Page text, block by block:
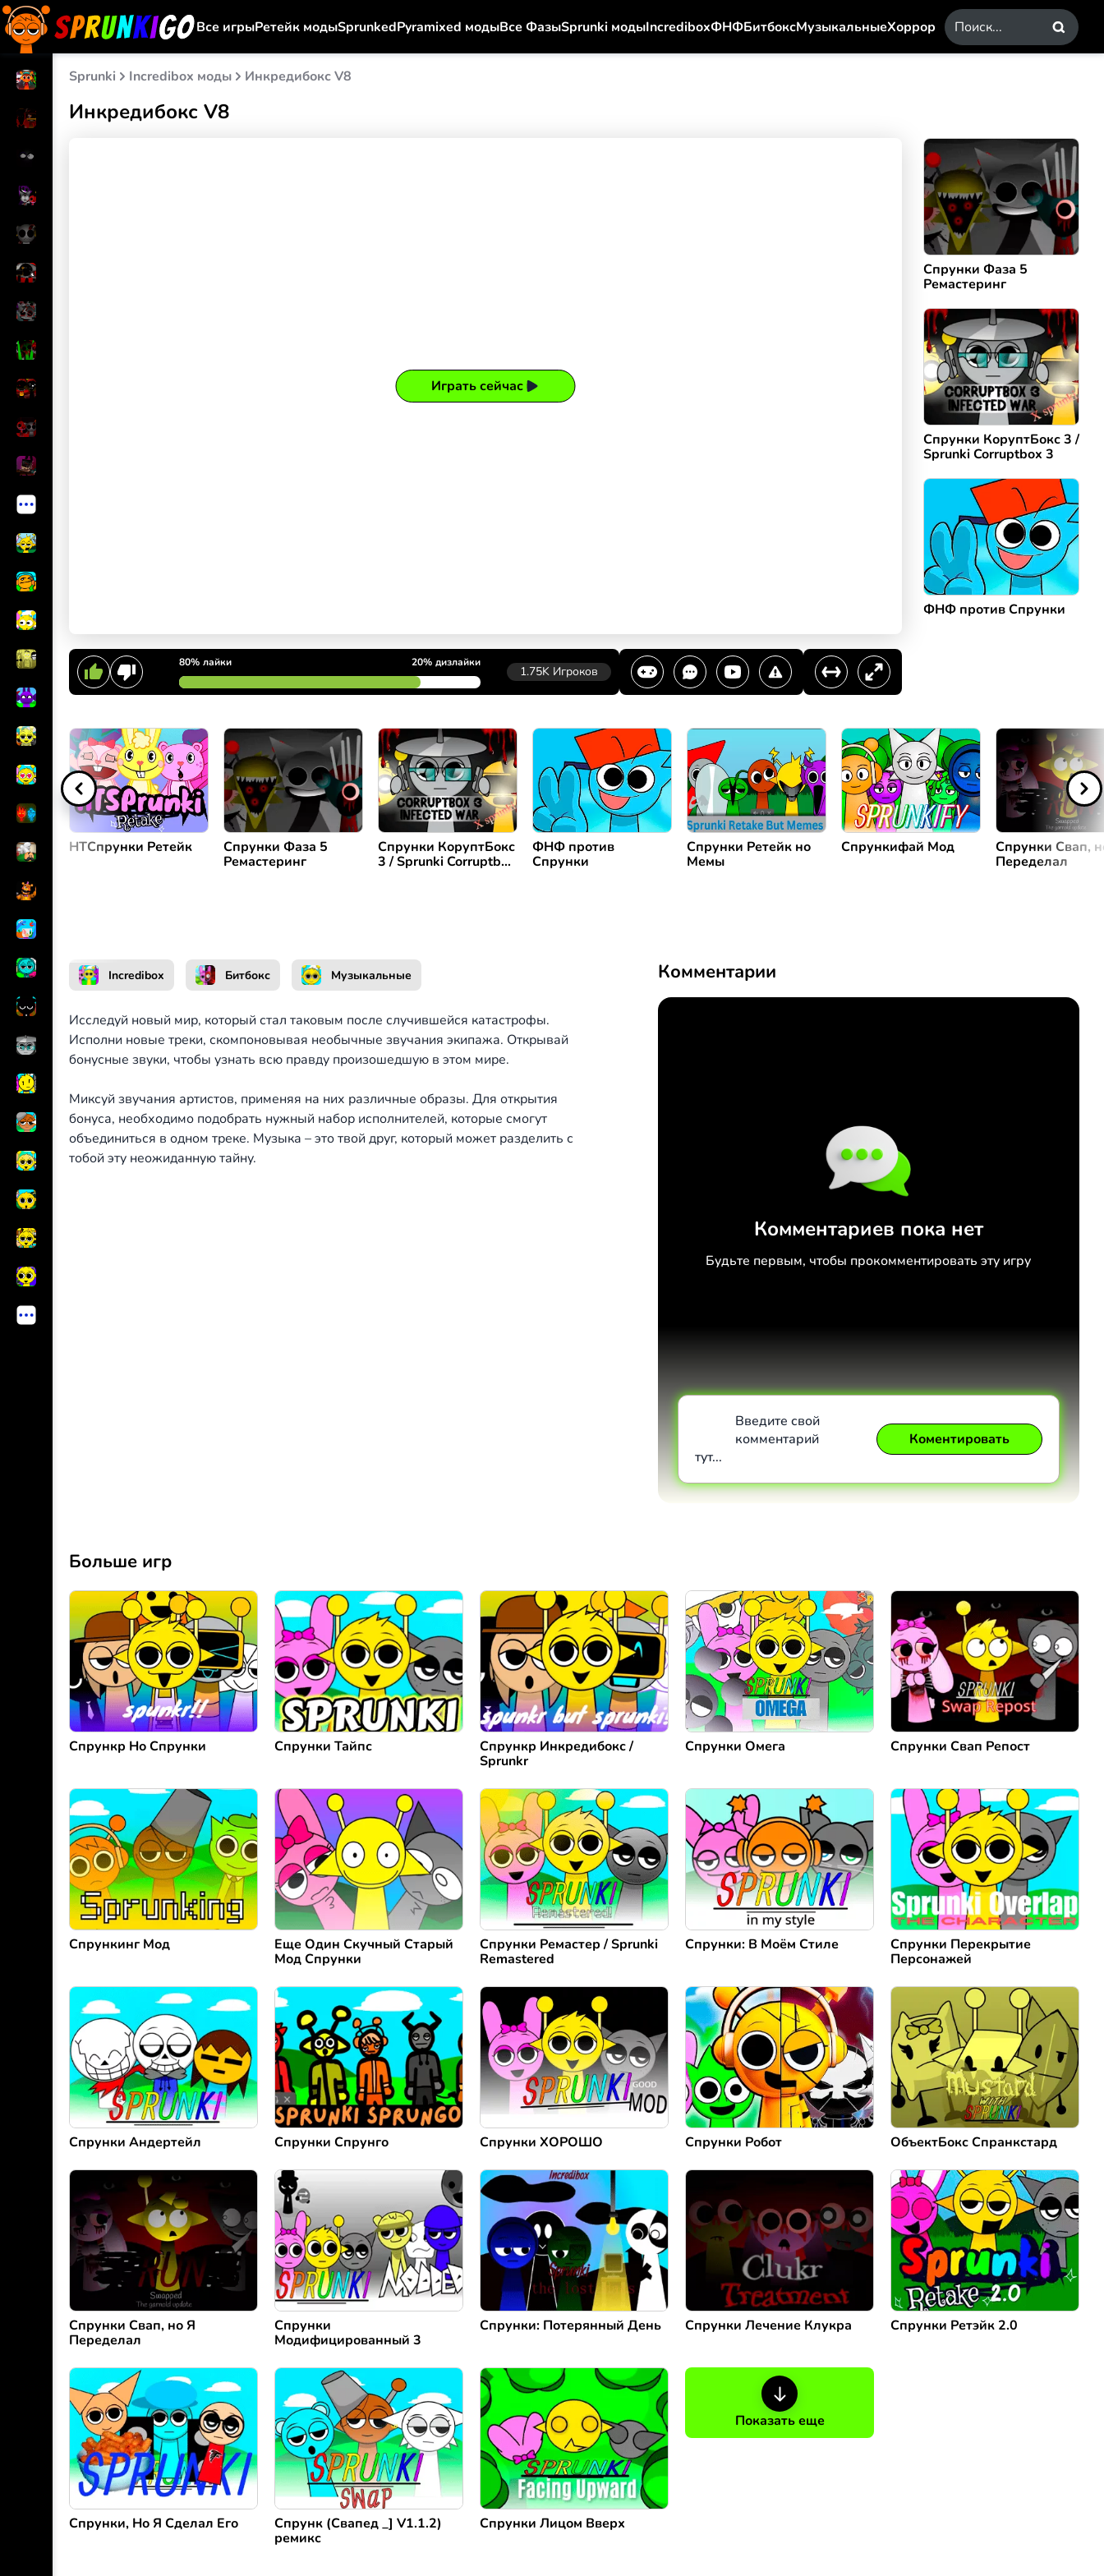
Все игрыРетейк модыSprunkedPyramixed модыВсе ФазыSprunki модыIncrediboxФНФБитбоксМузыкальныеХоррор
Sprunki Incredibox моды Инкредибокс V8
Инкредибокс V8
Играть сейчас
80% лайки 20% дизлайки
1.75K Игроков
Создавать мелодии Пауза
Спрунки Фаза 5
Ремастеринг
Спрунки КоруптБокс 3 /
Sprunki Corruptbox 3
ФНФ против Спрунки
HTСпрунки Ретейк
Спрунки Фаза 5
Ремастеринг
Спрунки КоруптБокс
3 / Sprunki Corruptbox
ФНФ против
Спрунки
Спрунки Ретейк но
Мемы
Спрункифай Мод
Спрунки Свап,
Переделал
Incredibox Битбокс Музыкальные
Исследуй новый мир, который стал таковым после случившейся катастрофы.
Исполни новые треки, скомпоновывая необычные звучания экипажа. Открывай
бонусные звуки, чтобы узнать всю правду произошедшую в этом мире.
Миксуй звучания артистов, применяя на них различные образы. Для открытия
бонуса, необходимо подобрать нужный набор исполнителей, которые смогут
объединиться в одном треке. Музыка – это твой друг, который может разделить с
тобой эту неожиданную тайну.
Комментарии
Комментариев пока нет
Будьте первым, чтобы прокомментировать эту игру
Введите свой
комментарий
тут...
Коментировать
Отмена Коментировать
Больше игр
Спрункр Но Спрунки Спрунки Тайпс
Спрункр Инкредибокс /
Sprunkr
Спрунки Омега Спрунки Свап Репост
Спрункинг Мод
Еще Один Скучный Старый
Мод Спрунки
Спрунки Ремастер / Sprunki
Remastered
Спрунки: В Моём Стиле
Спрунки Перекрытие
Персонажей
Спрунки Андертейл Спрунки Спрунго Спрунки ХОРОШО Спрунки Робот ОбъектБокс Спранкстард
Спрунки Свап, но Я
Переделал
Спрунки
Модифицированный 3
Спрунки: Потерянный День Спрунки Лечение Клукра Спрунки Ретэйк 2.0
Спрунки, Но Я Сделал Его
Спрунк (Свапед _] V1.1.2)
ремикс
Спрунки Лицом Вверх
Показать еще